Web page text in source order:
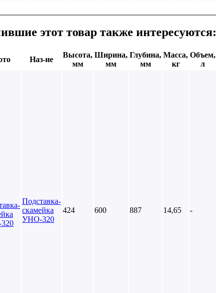
этот товар также интересуются:
Наз-ие
Высота,
мм
Ширина,
мм
Глубина,
мм
Масса,
кг
Объем,
л
Подставка-
скамейка
УНО-320
424 600 887 14,65 -